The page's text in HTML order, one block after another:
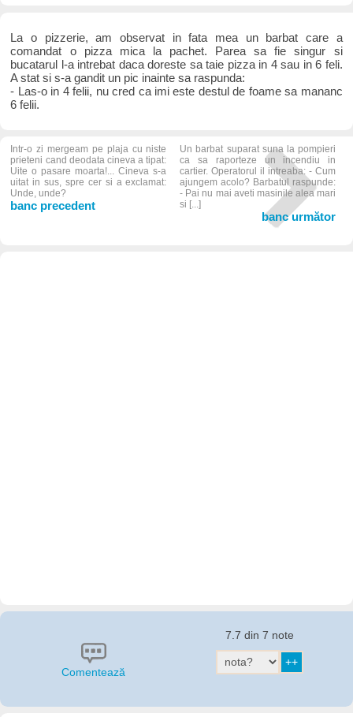
La o pizzerie, am observat in fata mea un barbat care a
comandat o pizza mica la pachet. Parea sa fie singur si
bucatarul l-a intrebat daca doreste sa taie pizza in 4 sau in 6 feli.
A stat si s-a gandit un pic inainte sa raspunda:
- Las-o in 4 felii, nu cred ca imi este destul de foame sa mananc
6 felii.
Intr-o zi mergeam pe plaja cu niste
prieteni cand deodata cineva a tipat:
Uite o pasare moarta!... Cineva s-a
uitat in sus, spre cer si a exclamat:
Unde, unde?
banc precedent
Un barbat suparat suna la pompieri
ca sa raporteze un incendiu in
cartier. Operatorul il intreaba: - Cum
ajungem acolo? Barbatul raspunde:
- Pai nu mai aveti masinile alea mari
si [...]
banc următor
Comentează
7.7 din 7 note